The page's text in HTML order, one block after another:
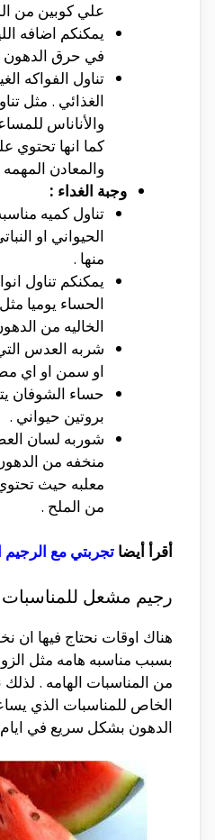
علي كوبين من
يمكنكم اضافه
في حرق
تناول الفواكه
الغذائي . مثل
والأناناس
كما انها تحتوي
والمعادن
وجبة الغداء :
تناول كميه
منها .
يمكنكم تناول
الحساء يوميا
الخاليه من
شربه العدس
او سمن او اي
حساء الشوفان
بروتين حيواني .
شوربه لسان
منخفه من
معلبه حيث
من الملح .
أقرأ أيضا تجربتي مع الرجيم
رجيم مشعل للمناسبات
هناك اوقات نحتاج فيها
بسبب مناسبه هامه مثل
من المناسبات الهامه .
الخاص للمناسبات الذي
الدهون بشكل سريع في